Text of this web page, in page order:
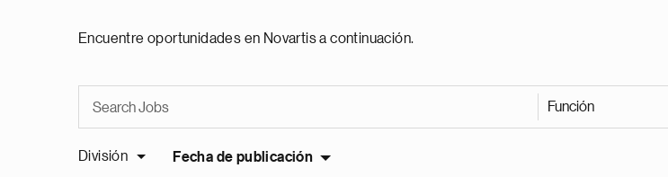
Encuentre oportunidades en Novartis a continuación.
Función
División Fecha de publicación